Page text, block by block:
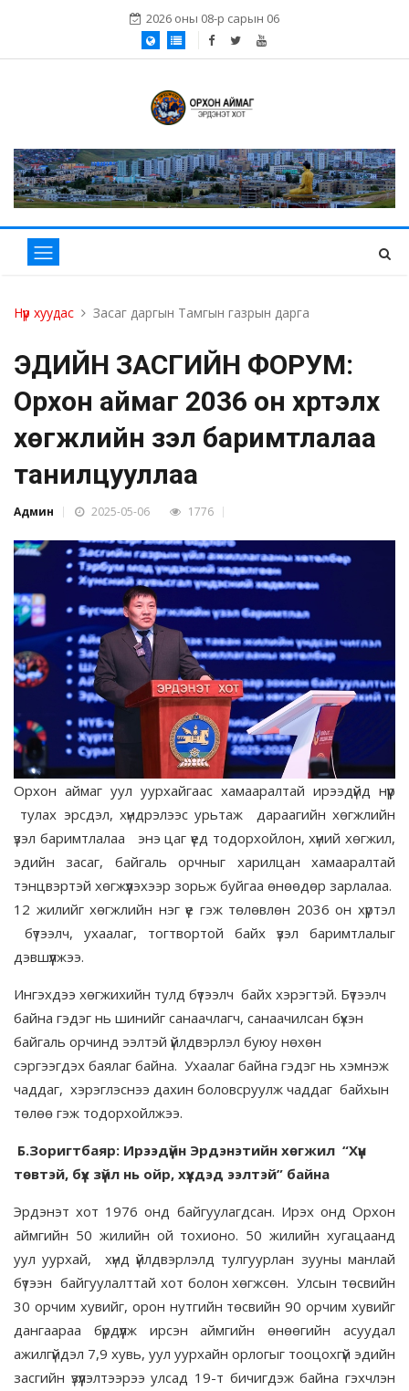
2026 оны 08-р сарын 06
Нүүр хуудас Засаг даргын Тамгын газрын дарга
ЭДИЙН ЗАСГИЙН ФОРУМ:
Орхон аймаг 2036 он хүртэлх
хөгжлийн үзэл баримтлалаа
танилцууллаа
Админ 2025-05-06 1776
Орхон аймаг уул уурхайгаас хамааралтай ирээдүйд нүүр
тулах эрсдэл, хүндрэлээс урьтаж дараагийн хөгжлийн
үзэл баримтлалаа энэ цаг үед тодорхойлон, хүний хөгжил,
эдийн засаг, байгаль орчныг харилцан хамааралтай
тэнцвэртэй хөгжүүлэхээр зорьж буйгаа өнөөдөр зарлалаа.
12 жилийг хөгжлийн нэг үе гэж төлөвлөн 2036 он хүртэл
бүтээлч, ухаалаг, тогтвортой байх үзэл баримтлалыг
дэвшүүлжээ.
Ингэхдээ хөгжихийн тулд бүтээлч байх хэрэгтэй. Бүтээлч
байна гэдэг нь шинийг санаачлагч, санаачилсан бүхэн
байгаль орчинд ээлтэй үйлдвэрлэл буюу нөхөн
сэргээгдэх баялаг байна. Ухаалаг байна гэдэг нь хэмнэж
чаддаг, хэрэглэснээ дахин боловсруулж чаддаг байхын
төлөө гэж тодорхойлжээ.
Б.Зоригтбаяр: Ирээдүйн Эрдэнэтийн хөгжил “Хүн
төвтэй, бүх зүйл нь ойр, хүүхдэд ээлтэй” байна
Эрдэнэт хот 1976 онд байгуулагдсан. Ирэх онд Орхон
аймгийн 50 жилийн ой тохионо. 50 жилийн хугацаанд
уул уурхай, хүнд үйлдвэрлэлд тулгуурлан зууны манлай
бүтээн байгуулалттай хот болон хөгжсөн. Улсын төсвийн
30 орчим хувийг, орон нутгийн төсвийн 90 орчим хувийг
дангаараа бүрдүүлж ирсэн аймгийн өнөөгийн асуудал
ажилгүйдэл 7,9 хувь, уул уурхайн орлогыг тооцохгүй эдийн
засгийн үзүүлэлтээрээ улсад 19-т бичигдэж байна гэхчлэн